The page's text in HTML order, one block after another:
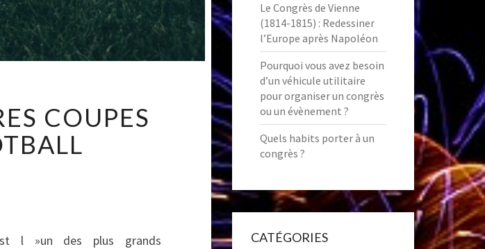
COUPES
l »un des plus grands
Le Congrès de Vienne
(1814-1815) : Redessiner
l’Europe après Napoléon
Pourquoi vous avez besoin
d’un véhicule utilitaire
pour organiser un congrès
ou un évènement ?
Quels habits porter à un
congrès ?
CATÉGORIES